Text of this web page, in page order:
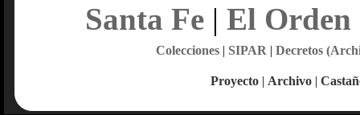
Santa Fe| El Orden
Colecciones| SIPAR | Decretos
Proyecto | Archivo |